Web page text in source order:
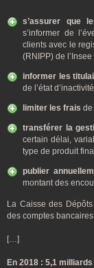
s’assurer que
s’informer de
clients avec le
(RNIPP) de l’Insee
informer les
de l’état
limiter les frais de
transférer la
certain délai,
type de produit
publier
montant des
La Caisse des
des comptes
[…]
En 2018 : 5,1